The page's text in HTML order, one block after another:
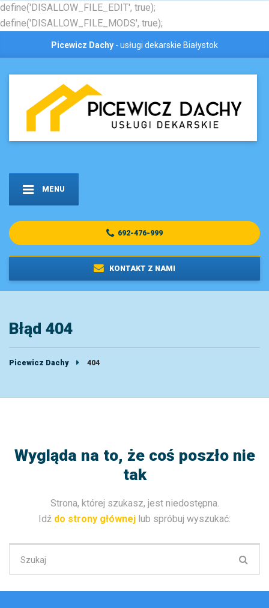
define('DISALLOW_FILE_EDIT', true);
define('DISALLOW_FILE_MODS', true);
Picewicz Dachy - usługi dekarskie Białystok
MENU
KONTAKT Z NAMI
692-476-999
Błąd 404
Picewicz Dachy 404
Wygląda na to, że coś poszło nie
tak
Strona, której szukasz, jest niedostępna.
Idź do strony głównej lub spróbuj wyszukać: